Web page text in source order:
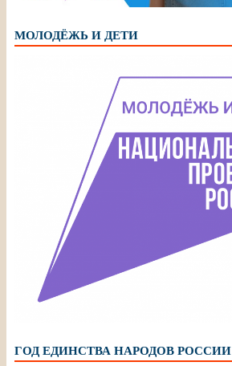
МОЛОДЁЖЬ И ДЕТИ
ГОД ЕДИНСТВА НАРОДОВ РОССИИ